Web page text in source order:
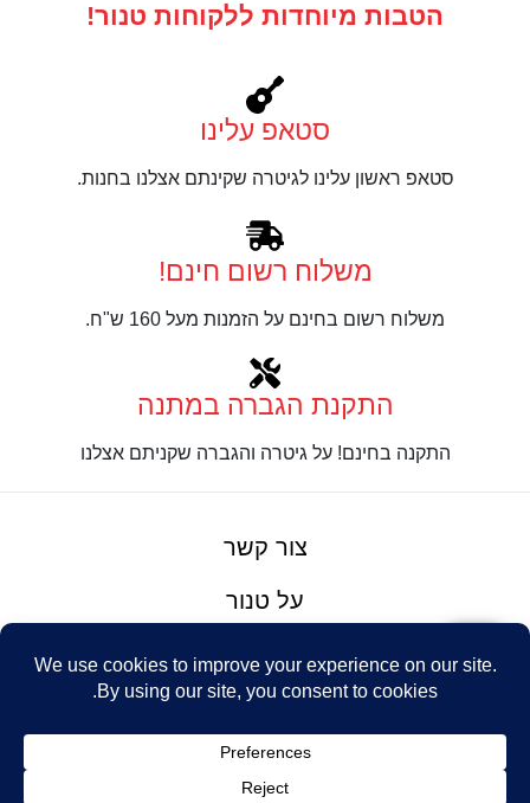
הטבות מיוחדות ללקוחות טנור!
סטאפ עלינו
סטאפ ראשון עלינו לגיטרה שקינתם אצלנו בחנות.
משלוח רשום חינם!
משלוח רשום בחינם על הזמנות מעל 160 ש"ח.
התקנת הגברה במתנה
התקנה בחינם! על גיטרה והגברה שקניתם אצלנו
צור קשר
על טנור
תנאים והגבלות
© Tenor Music
Ltd
Design: Eshel
Haim